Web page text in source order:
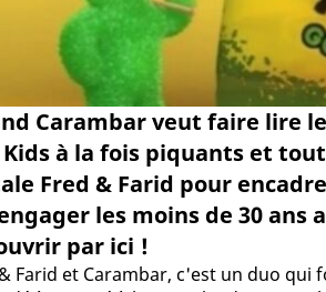
Carambar veut faire lire
Kids à la fois piquants et
Fred & Farid pour
les moins de 30
par ici !
Farid et Carambar, c'est un duo